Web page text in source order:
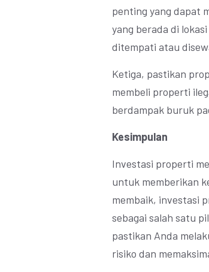
penting yang dapat
yang berada di
ditempati atau
Ketiga, pastikan
membeli properti
berdampak buruk
Kesimpulan
Investasi properti
untuk memberikan
membaik, investasi
sebagai salah satu
pastikan Anda
risiko dan